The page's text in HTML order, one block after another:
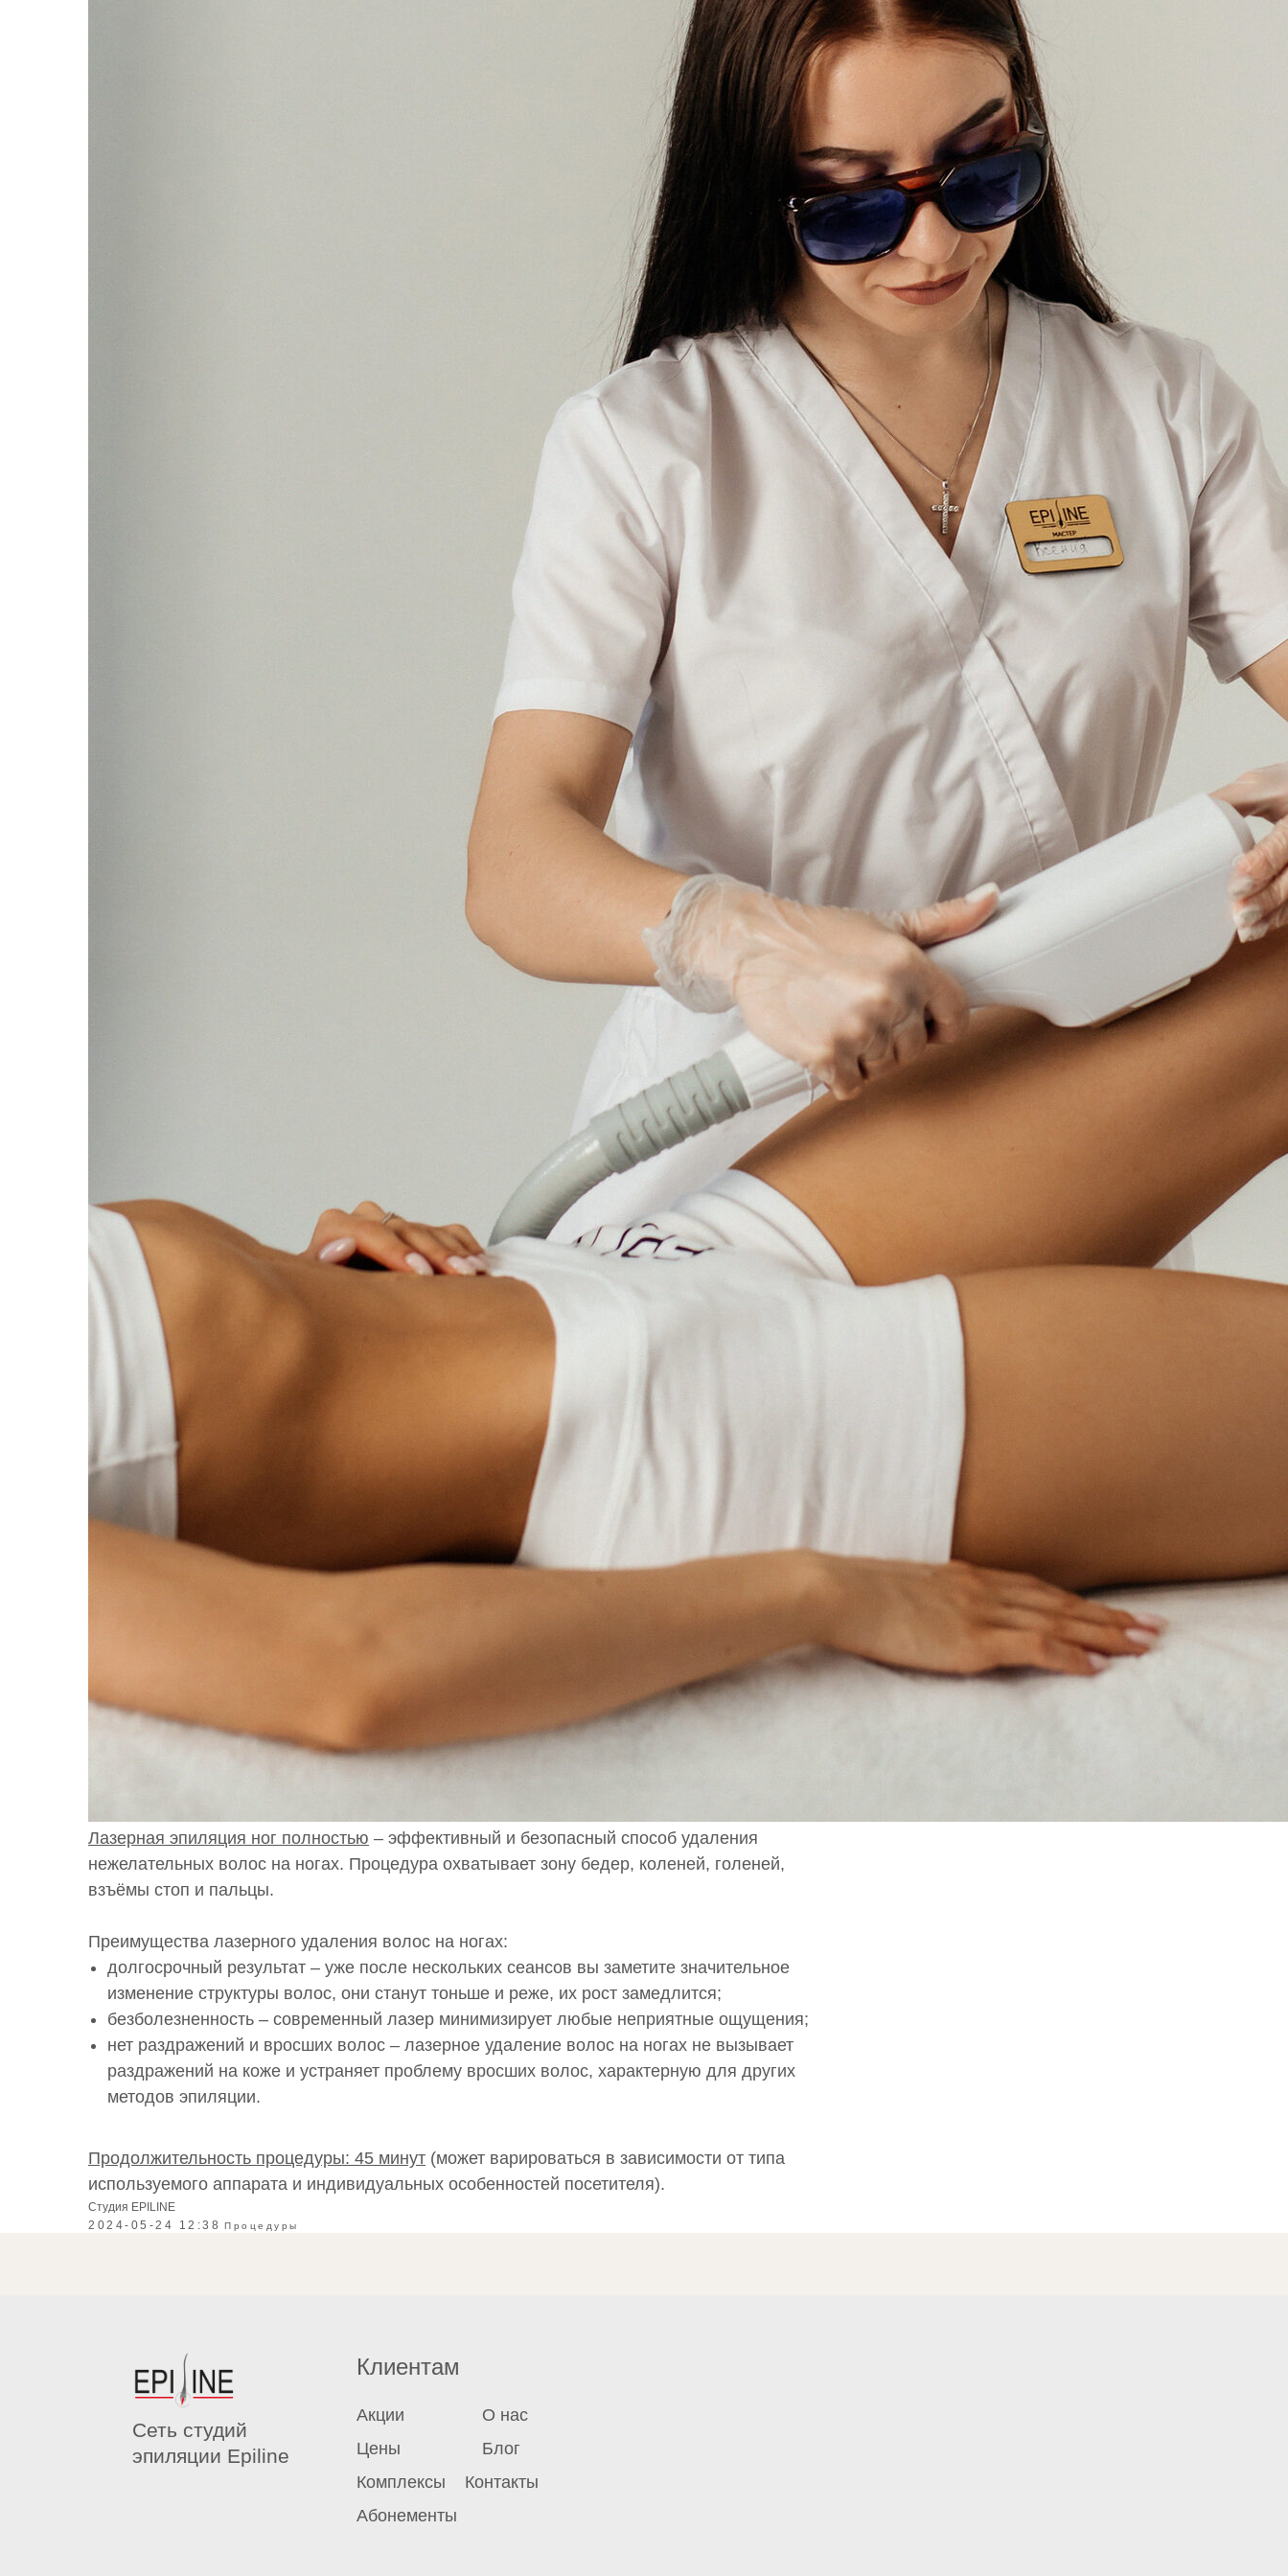
Лазерная эпиляция ног полностью – эффективный и безопасный способ удаления
нежелательных волос на ногах. Процедура охватывает зону бедер, коленей, голеней,
взъёмы стоп и пальцы.
Преимущества лазерного удаления волос на ногах:
долгосрочный результат – уже после нескольких сеансов вы заметите значительное
изменение структуры волос, они станут тоньше и реже, их рост замедлится;
безболезненность – современный лазер минимизирует любые неприятные ощущения;
нет раздражений и вросших волос – лазерное удаление волос на ногах не вызывает
раздражений на коже и устраняет проблему вросших волос, характерную для других
методов эпиляции.
Продолжительность процедуры: 45 минут (может варироваться в зависимости от типа
используемого аппарата и индивидуальных особенностей посетителя).
Студия EPILINE
2024-05-24 12:38
Процедуры
Контакты
Блог
О нас
Абонементы
Комплексы
Цены
Акции
Клиентам
Сеть студий
эпиляции Epiline